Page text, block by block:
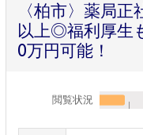
〈柏市〉薬局
以上◎福利厚生
0万円可能！
閲覧状況